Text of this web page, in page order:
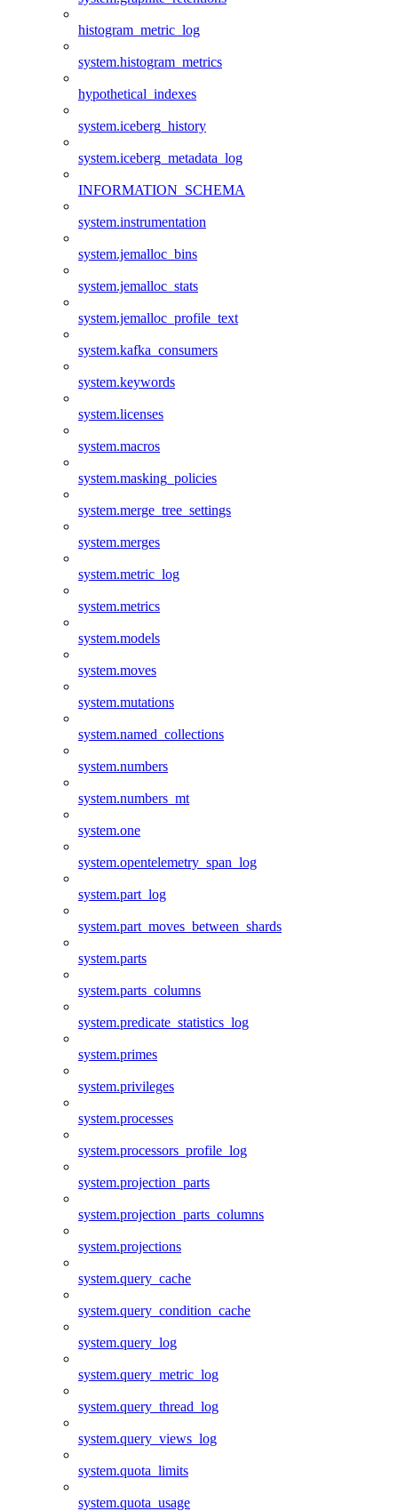
histogram_metric_log
system.histogram_metrics
hypothetical_indexes
system.iceberg_history
system.iceberg_metadata_log
INFORMATION_SCHEMA
system.instrumentation
system.jemalloc_bins
system.jemalloc_stats
system.jemalloc_profile_text
system.kafka_consumers
system.keywords
system.licenses
system.macros
system.masking_policies
system.merge_tree_settings
system.merges
system.metric_log
system.metrics
system.models
system.moves
system.mutations
system.named_collections
system.numbers
system.numbers_mt
system.one
system.opentelemetry_span_log
system.part_log
system.part_moves_between_shards
system.parts
system.parts_columns
system.predicate_statistics_log
system.primes
system.privileges
system.processes
system.processors_profile_log
system.projection_parts
system.projection_parts_columns
system.projections
system.query_cache
system.query_condition_cache
system.query_log
system.query_metric_log
system.query_thread_log
system.query_views_log
system.quota_limits
system.quota_usage